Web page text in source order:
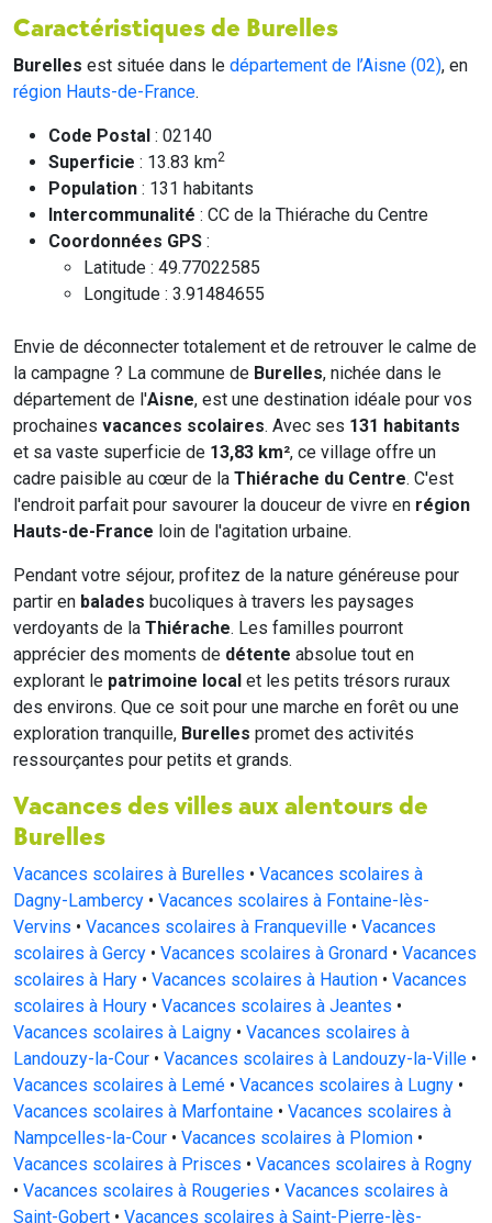
Caractéristiques de Burelles
Burelles est située dans le département de l’Aisne (02), en
région Hauts-de-France.
Code Postal : 02140
Superficie : 13.83 km2
Population : 131 habitants
Intercommunalité : CC de la Thiérache du Centre
Coordonnées GPS :
Latitude : 49.77022585
Longitude : 3.91484655
Envie de déconnecter totalement et de retrouver le calme de
la campagne ? La commune de Burelles, nichée dans le
département de l'Aisne, est une destination idéale pour vos
prochaines vacances scolaires. Avec ses 131 habitants
et sa vaste superficie de 13,83 km², ce village offre un
cadre paisible au cœur de la Thiérache du Centre. C'est
l'endroit parfait pour savourer la douceur de vivre en région
Hauts-de-France loin de l'agitation urbaine.
Pendant votre séjour, profitez de la nature généreuse pour
partir en balades bucoliques à travers les paysages
verdoyants de la Thiérache. Les familles pourront
apprécier des moments de détente absolue tout en
explorant le patrimoine local et les petits trésors ruraux
des environs. Que ce soit pour une marche en forêt ou une
exploration tranquille, Burelles promet des activités
ressourçantes pour petits et grands.
Vacances des villes aux alentours de
Burelles
Vacances scolaires à Burelles • Vacances scolaires à
Dagny-Lambercy • Vacances scolaires à Fontaine-lès-
Vervins • Vacances scolaires à Franqueville • Vacances
scolaires à Gercy • Vacances scolaires à Gronard • Vacances
scolaires à Hary • Vacances scolaires à Haution • Vacances
scolaires à Houry • Vacances scolaires à Jeantes •
Vacances scolaires à Laigny • Vacances scolaires à
Landouzy-la-Cour • Vacances scolaires à Landouzy-la-Ville •
Vacances scolaires à Lemé • Vacances scolaires à Lugny •
Vacances scolaires à Marfontaine • Vacances scolaires à
Nampcelles-la-Cour • Vacances scolaires à Plomion •
Vacances scolaires à Prisces • Vacances scolaires à Rogny
• Vacances scolaires à Rougeries • Vacances scolaires à
Saint-Gobert • Vacances scolaires à Saint-Pierre-lès-